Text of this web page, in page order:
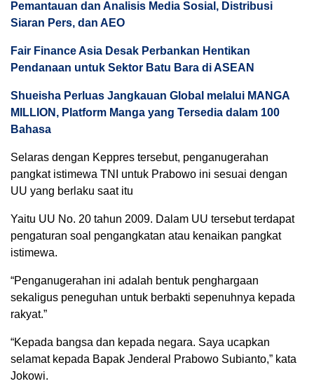
Pemantauan dan Analisis Media Sosial, Distribusi
Siaran Pers, dan AEO
Fair Finance Asia Desak Perbankan Hentikan
Pendanaan untuk Sektor Batu Bara di ASEAN
Shueisha Perluas Jangkauan Global melalui MANGA
MILLION, Platform Manga yang Tersedia dalam 100
Bahasa
Selaras dengan Keppres tersebut, penganugerahan
pangkat istimewa TNI untuk Prabowo ini sesuai dengan
UU yang berlaku saat itu
Yaitu UU No. 20 tahun 2009. Dalam UU tersebut terdapat
pengaturan soal pengangkatan atau kenaikan pangkat
istimewa.
“Penganugerahan ini adalah bentuk penghargaan
sekaligus peneguhan untuk berbakti sepenuhnya kepada
rakyat.”
“Kepada bangsa dan kepada negara. Saya ucapkan
selamat kepada Bapak Jenderal Prabowo Subianto,” kata
Jokowi.